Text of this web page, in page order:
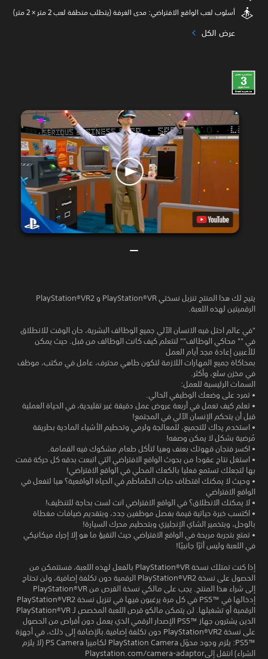
أسلوب لعب الواقع الافتراضي: مدى الغرفة (يتطلب منطقة لعب 2 متر × 2 متر)
عرض الكل
يتيح لك هذا المنتج تنزيل نسختي PlayStation®VR و PlayStation®VR2
الرقميتين لهذه اللعبة.
"في عالم احتل فيه الانسان الآلي جميع الوظائف البشرية، حان الوقت للانطلاق
في "" محاكي الوظائف"" لنتعلم كيف كانت الوظائف من قبل. حيث يمكن
للأعبين إعادة مجد أيام العمل
بمحاكاة جميع المهارات اللازمة لتكون طاهي محترف، عامل في مكتب، موظف
في مخزن سلع، وأكثر.
السمات الرئيسية للعمل:
• تمرد على وضعك الوظيفي الحالي.
• تعلم كيف تعمل في أربعة عروض عمل دقيقة غير تقليدية، في الحياة العملية
قبل أن يتحكم الإنسان الآلي في المجتمع!
• استخدم يداك للتجميع، للمعالجة ولرمي وتحطيم الأشياء المادية بطريقة
مُرضية بشكل لا يمكن وصفه!
• اكسر فنجان قهوتك بعنف وهيا لتأكل طعام مشكوك فيه القمامة.
• استغل نتاج عقودا من بحوث الواقع الافتراضي التي اتبعت بدقه كل حركة قمت
بها لتجعلك تستمع فعليا بالكعك المحلي في الواقع الافتراضي!
• وحيث لا يمكنك اقتطاف حبات الطماطم في الحياة الواقعية؟ هيا لتفعل في
الواقع الافتراضي
• لا يمكنك الانطلاق؟ في الواقع الافتراضي انت لست بحاجة للتنظيف!
• اكتسب خبرة حياتية قيمة بفصل موظفين جدد، وبتقديم ضيافات مغطاة
بالوحل، وبتخمير الشاي الإنجليزي وبتحطيم محرك السيارة!
• تمتع بتجربة مريحة في الواقع الافتراضي حيث التقيؤ ما هو إلا إجراء ميكانيكي
في اللعبة وليس أثرًا جانبيًا!
إذا كنت تمتلك نسخة PlayStation®VR بالفعل لهذه اللعبة، فستتمكن من
الحصول على نسخة PlayStation®VR2‎ الرقمية دون تكلفة إضافية، ولن تحتاج
إلى شراء هذا المنتج. يجب على مالكي نسخة القرص من PlayStation®VR
إدخالها في PS5™‎ في كل مرة يرغبون فيها في تنزيل نسخة PlayStation®VR2
الرقمية أو تشغيلها. لن يتمكن مالكو قرص اللعبة المخصص لـ PlayStation®VR
الذين يشترون جهاز PS5™‎ الإصدار الرقمي الذي يعمل دون أقراص من الحصول
على نسخة PlayStation®VR2 دون تكلفة إضافية.بالإضافة إلى ذلك، في أجهزة
PS5™‎: يلزم وجود محوّل PlayStation Camera لكاميرا PS Camera (لا يلزم
الشراء) انتقل إلىPlaystation.com/camera-adaptor